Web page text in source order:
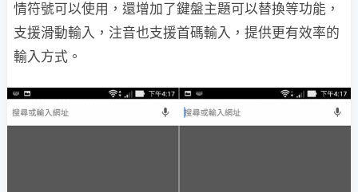
情符號可以使用，還增加了鍵盤主題可以替換等功能，
支援滑動輸入，注音也支援首碼輸入，提供更有效率的
輸入方式。